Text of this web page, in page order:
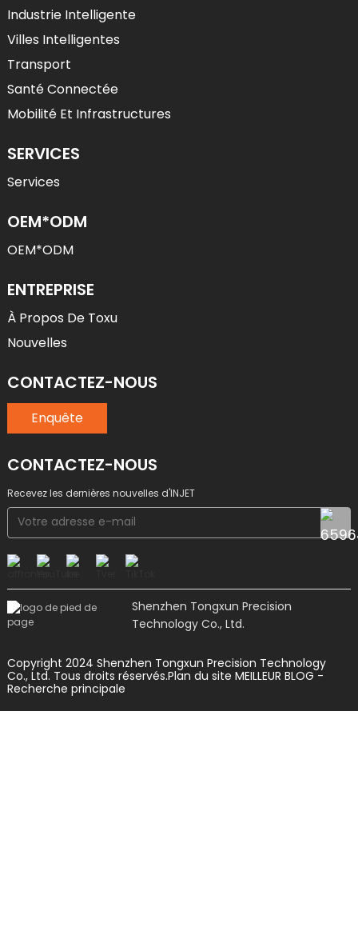
Industrie Intelligente
Villes Intelligentes
Transport
Santé Connectée
Mobilité Et Infrastructures
SERVICES
Services
OEM*ODM
OEM*ODM
ENTREPRISE
À Propos De Toxu
Nouvelles
CONTACTEZ-NOUS
Enquête
CONTACTEZ-NOUS
Recevez les dernières nouvelles d'INJET
Shenzhen Tongxun Precision
Technology Co., Ltd.
Copyright 2024 Shenzhen Tongxun Precision Technology
Co., Ltd. Tous droits réservés.Plan du site MEILLEUR BLOG -
Recherche principale